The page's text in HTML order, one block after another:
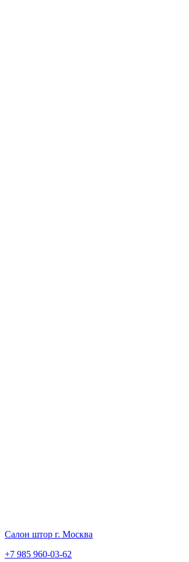
Салон штор г. Москва
+7 985 960-03-62